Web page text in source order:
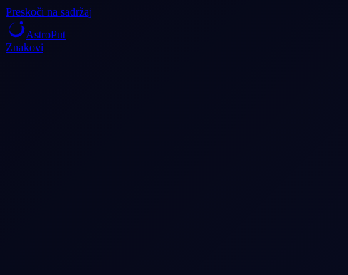
Preskoči na sadržaj
AstroPut
Znakovi